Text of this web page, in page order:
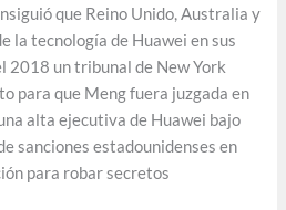
que Reino Unido, Australia y
la tecnología de Huawei en sus
2018 un tribunal de New York
para que Meng fuera juzgada en
alta ejecutiva de Huawei bajo
sanciones estadounidenses en
para robar secretos